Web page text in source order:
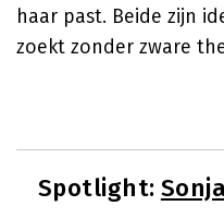
haar past. Beide zijn
zoekt zonder zware
Spotlight: